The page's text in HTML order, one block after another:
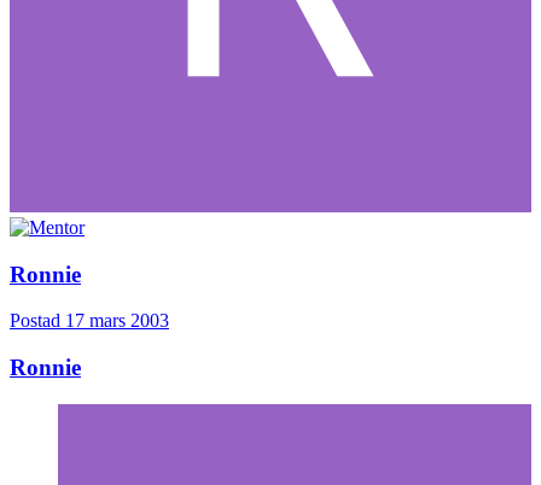
Ronnie
Postad 17 mars 2003
Ronnie